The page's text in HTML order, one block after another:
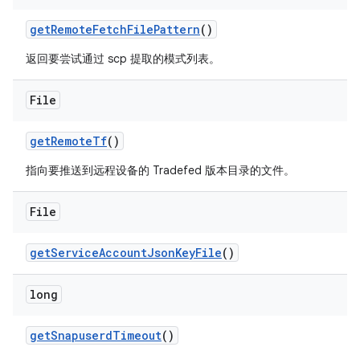
getRemoteFetchFilePattern()
返回要尝试通过 scp 提取的模式列表。
File
getRemoteTf()
指向要推送到远程设备的 Tradefed 版本目录的文件。
File
getServiceAccountJsonKeyFile()
long
getSnapuserdTimeout()